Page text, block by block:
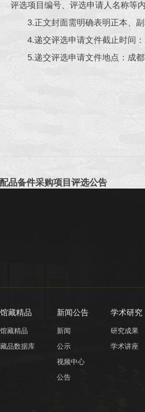
评选项目编号、评选申请人名称等
3.正文封面需明确表明正本、
4.递交评选申请文件截止时间：
5.递交评选申请文件地点：成
品备件采购项目评选公告
馆藏精品
馆藏精品
藏品数据库
新闻公告
新闻
公示
视频中心
公告
学术研究
研究成果
学术讲座